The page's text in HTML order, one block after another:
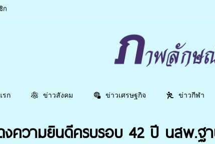
ก
รก ข่าวสังคม ข่าวเศรษฐกิจ ข่าวกีฬา
ความยินดีครบรอบ 42 ปี นสพ.ฐา